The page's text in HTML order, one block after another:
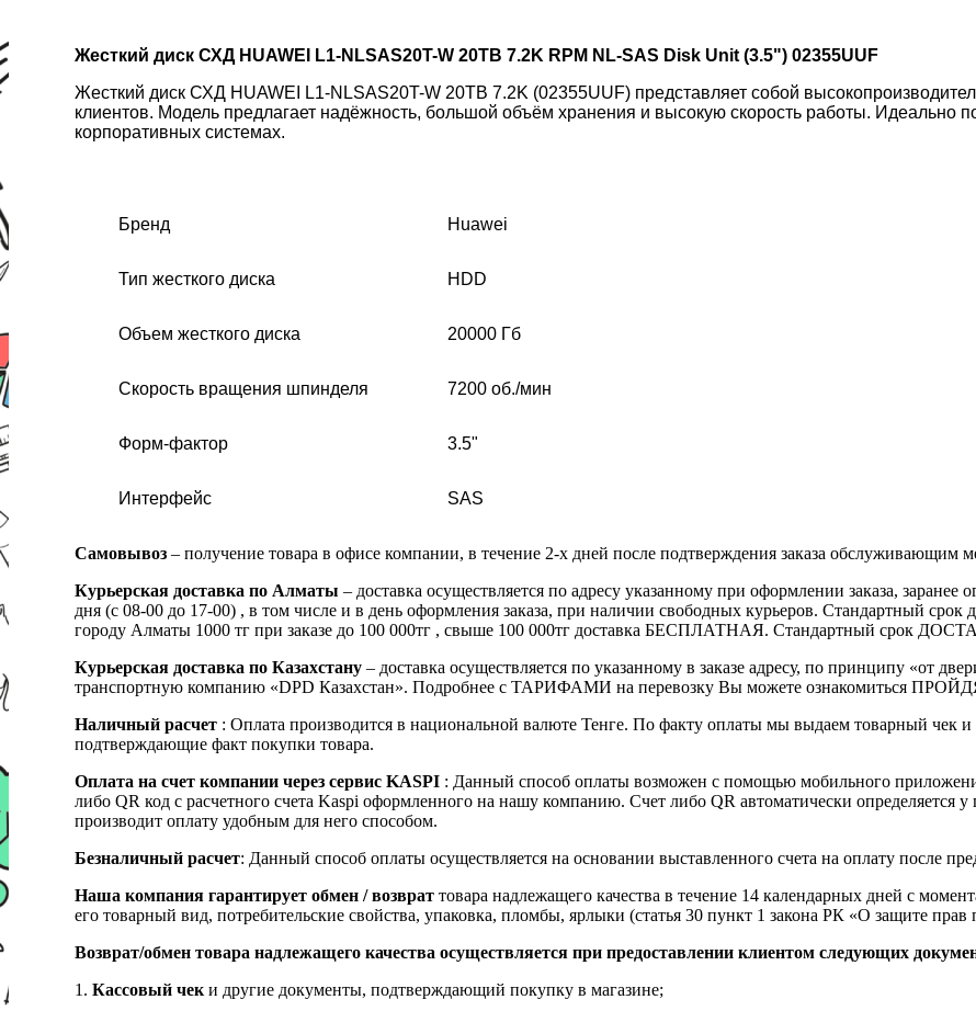
Жесткий диск СХД HUAWEI L1-NLSAS20T-W 20TB 7.2K RPM NL-SAS Disk Unit (3.5") 02355UUF
Жесткий диск СХД HUAWEI L1-NLSAS20T-W 20TB 7.2K (02355UUF) представляет собой
клиентов. Модель предлагает надёжность, большой объём хранения и высокую скорость работы. Идеально
корпоративных системах.
Бренд Huawei
Тип жесткого диска HDD
Объем жесткого диска 20000 Гб
Скорость вращения шпинделя 7200 об./мин
Форм-фактор 3.5"
Интерфейс SAS
Самовывоз – получение товара в офисе компании, в течение 2-х дней после подтверждения заказа обслуживающим
Курьерская доставка по Алматы – доставка осуществляется по адресу указанному при оформлении заказа, заранее
дня (с 08-00 до 17-00) , в том числе и в день оформления заказа, при наличии свободных курьеров. Стандартный
городу Алматы 1000 тг при заказе до 100 000тг , свыше 100 000тг доставка БЕСПЛАТНАЯ. Стандартный срок
Курьерская доставка по Казахстану – доставка осуществляется по указанному в заказе адресу, по принципу «от
транспортную компанию «DPD Казахстан». Подробнее с ТАРИФАМИ на перевозку Вы можете ознакомиться
Наличный расчет : Оплата производится в национальной валюте Тенге. По факту оплаты мы выдаем товарный чек и
подтверждающие факт покупки товара.
Оплата на счет компании через сервис KASPI : Данный способ оплаты возможен с помощью мобильного
либо QR код с расчетного счета Kaspi оформленного на нашу компанию. Счет либо QR автоматически определяется
производит оплату удобным для него способом.
Безналичный расчет: Данный способ оплаты осуществляется на основании выставленного счета на оплату после
Наша компания гарантирует обмен / возврат товара надлежащего качества в течение 14 календарных дней с
его товарный вид, потребительские свойства, упаковка, пломбы, ярлыки (статья 30 пункт 1 закона РК «О защите прав
Возврат/обмен товара надлежащего качества осуществляется при предоставлении клиентом следующих
1. Кассовый чек и другие документы, подтверждающий покупку в магазине;